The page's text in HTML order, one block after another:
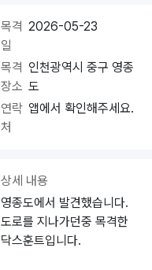
목격
일
2026-05-23
목격
장소
인천광역시 중구 영종
도
연락
처
앱에서 확인해주세요.
상세 내용
영종도에서 발견했습니다.
도로를 지나가던중 목격한
닥스훈트입니다.